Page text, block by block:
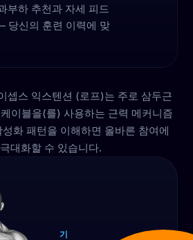
부하 추천과 자세 피드
당신의 훈련 이력에 맞
셉스 익스텐션 (로프)는 주로 삼두근
이블을(를) 사용하는 근력 메커니즘
화 패턴을 이해하면 올바른 참여에
대화할 수 있습니다.
기